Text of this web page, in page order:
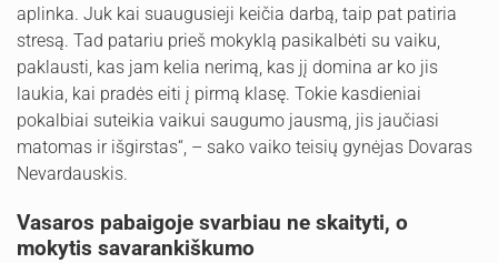
aplinka. Juk kai suaugusieji keičia darbą, taip pat patiria
stresą. Tad patariu prieš mokyklą pasikalbėti su vaiku,
paklausti, kas jam kelia nerimą, kas jį domina ar ko jis
laukia, kai pradės eiti į pirmą klasę. Tokie kasdieniai
pokalbiai suteikia vaikui saugumo jausmą, jis jaučiasi
matomas ir išgirstas“, – sako vaiko teisių gynėjas Dovaras
Nevardauskis.
Vasaros pabaigoje svarbiau ne skaityti, o
mokytis savarankiškumo